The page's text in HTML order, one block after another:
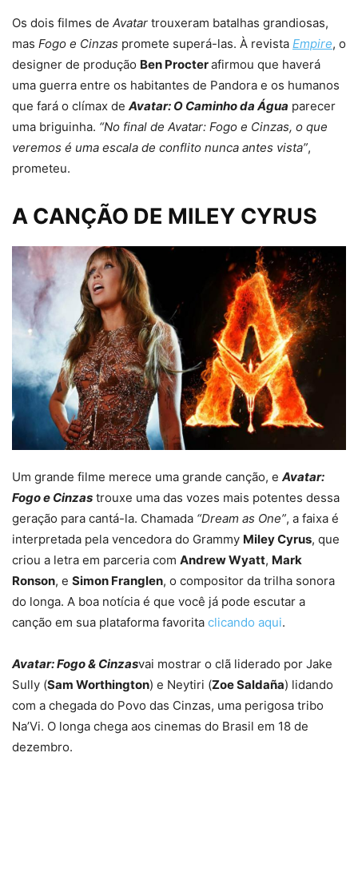
Os dois filmes de Avatar trouxeram batalhas grandiosas,
mas Fogo e Cinzas promete superá-las. À revista Empire, o
designer de produção Ben Procterafirmou que haverá
uma guerra entre os habitantes de Pandora e os humanos
que fará o clímax de Avatar: O Caminho da Água parecer
uma briguinha. “No final de Avatar: Fogo e Cinzas, o que
veremos é uma escala de conflito nunca antes vista”,
prometeu.
A CANÇÃO DE MILEY CYRUS
Um grande filme merece uma grande canção, e Avatar:
Fogo e Cinzas trouxe uma das vozes mais potentes dessa
geração para cantá-la. Chamada “Dream as One”, a faixa é
interpretada pela vencedora do Grammy Miley Cyrus, que
criou a letra em parceria com Andrew Wyatt, Mark
Ronson, e Simon Franglen, o compositor da trilha sonora
do longa. A boa notícia é que você já pode escutar a
canção em sua plataforma favorita clicando aqui.
Avatar: Fogo & Cinzasvai mostrar o clã liderado por Jake
Sully (Sam Worthington) e Neytiri (Zoe Saldaña) lidando
com a chegada do Povo das Cinzas, uma perigosa tribo
Na’Vi. O longa chega aos cinemas do Brasil em 18 de
dezembro.